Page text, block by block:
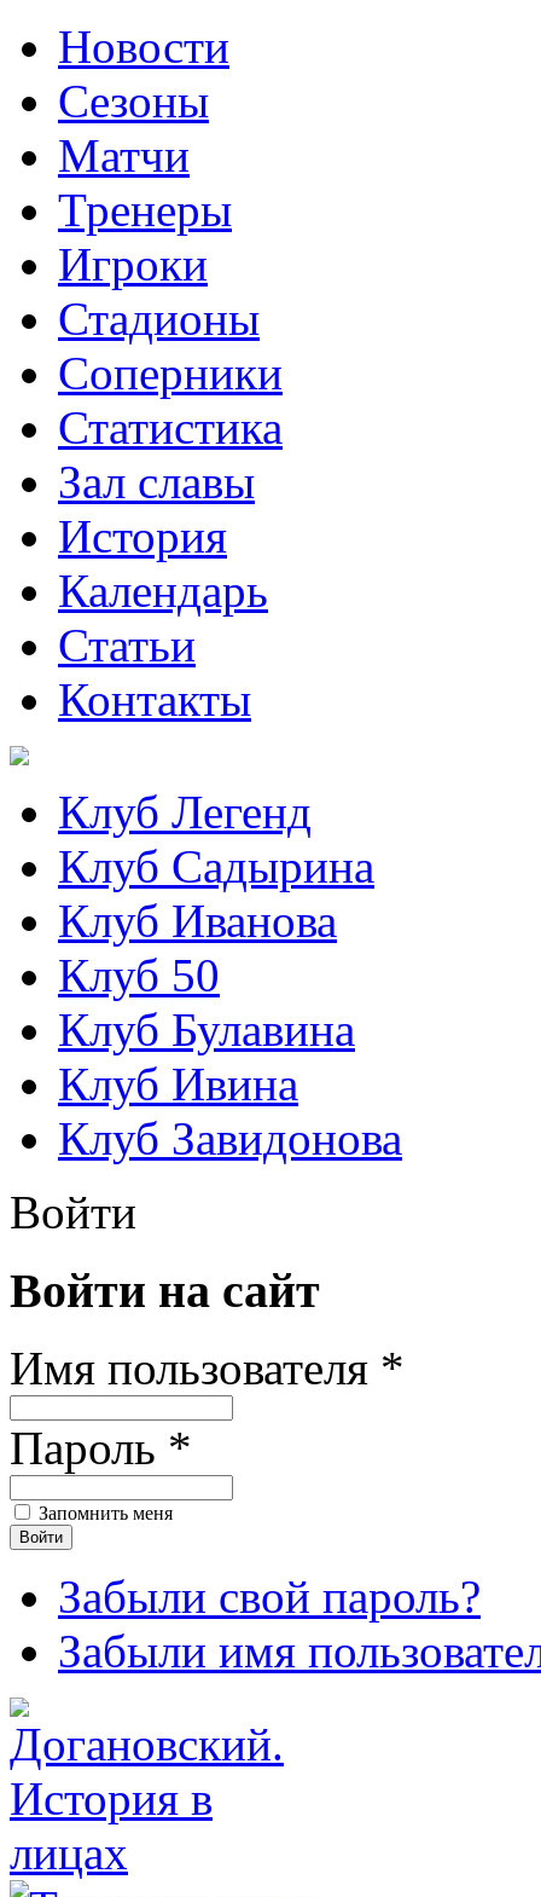
Новости
Сезоны
Матчи
Тренеры
Игроки
Стадионы
Соперники
Статистика
Зал славы
История
Календарь
Статьи
Контакты
Клуб Легенд
Клуб Садырина
Клуб Иванова
Клуб 50
Клуб Булавина
Клуб Ивина
Клуб Завидонова
Войти
Войти на сайт
Имя пользователя *
Пароль *
Запомнить меня
Забыли свой пароль?
Забыли имя